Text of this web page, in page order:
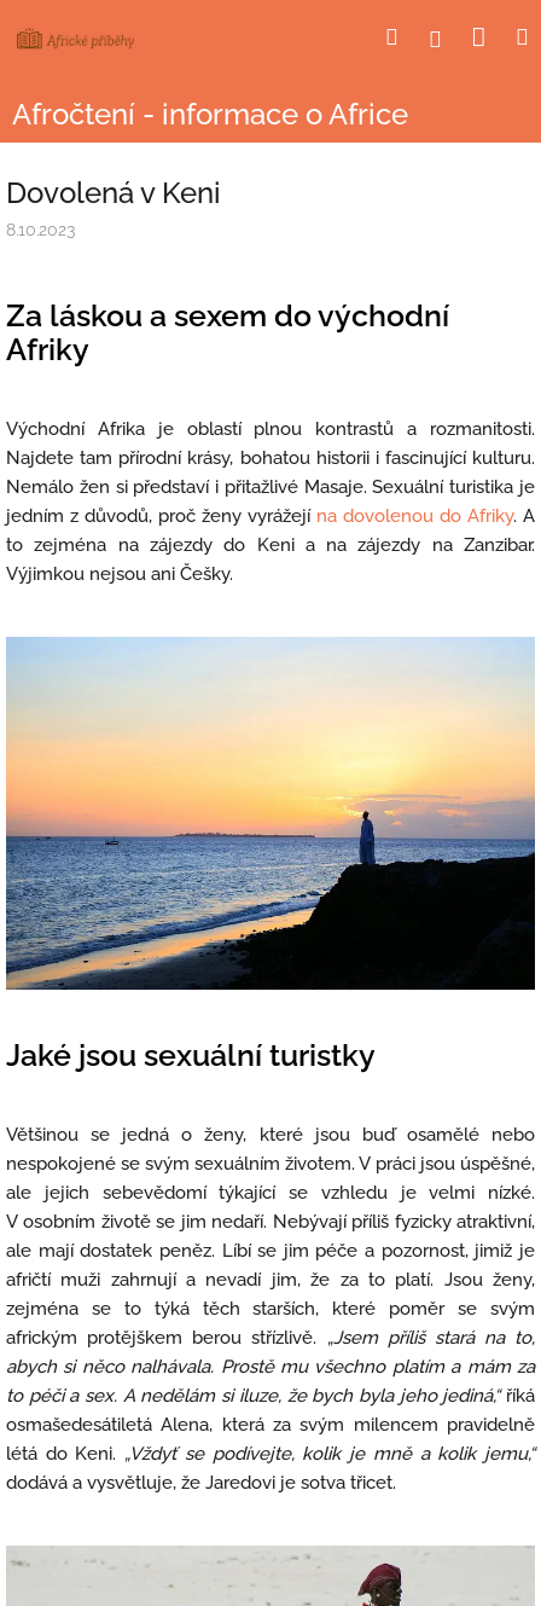
na
HledatPřihlášení
Afročtení - informace o Africe
Dovolená v Keni
8.10.2023
Za láskou a sexem do východní
Afriky
Východní Afrika je oblastí plnou kontrastů a rozmanitosti.
Najdete tam přírodní krásy, bohatou historii i fascinující kulturu.
Nemálo žen si představí i přitažlivé Masaje. Sexuální turistika je
jedním z důvodů, proč ženy vyrážejí na dovolenou do Afriky. A
to zejména na zájezdy do Keni a na zájezdy na Zanzibar.
Výjimkou nejsou ani Češky.
Jaké jsou sexuální turistky
Většinou se jedná o ženy, které jsou buď osamělé nebo
nespokojené se svým sexuálním životem. V práci jsou úspěšné,
ale jejich sebevědomí týkající se vzhledu je velmi nízké.
V osobním životě se jim nedaří. Nebývají příliš fyzicky atraktivní,
ale mají dostatek peněz. Líbí se jim péče a pozornost, jimiž je
afričtí muži zahrnují a nevadí jim, že za to platí. Jsou ženy,
zejména se to týká těch starších, které poměr se svým
africkým protějškem berou střízlivě. „Jsem příliš stará na to,
abych si něco nalhávala. Prostě mu všechno platím a mám za
to péči a sex. A nedělám si iluze, že bych byla jeho jediná,“říká
osmašedesátiletá Alena, která za svým milencem pravidelně
létá do Keni. „Vždyť se podívejte, kolik je mně a kolik jemu,“
dodává a vysvětluje, že Jaredovi je sotva třicet.